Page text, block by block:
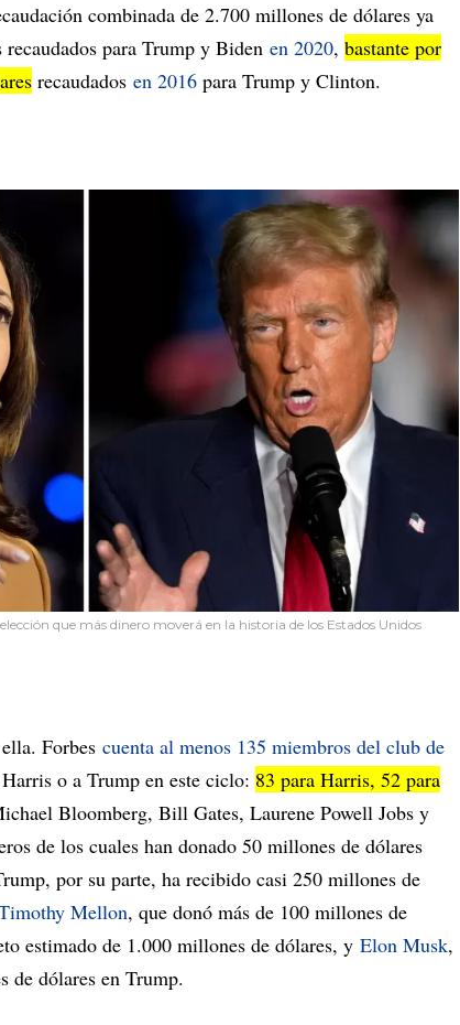
combinada de 2.700 millones de dólares ya
para Trump y Biden en 2020, bastante por
recaudados en 2016 para Trump y Clinton.
que más dinero moverá en la historia de los Estados Unidos
Forbes cuenta al menos 135 miembros del club de
o a Trump en este ciclo: 83 para Harris, 52 para
Bloomberg, Bill Gates, Laurene Powell Jobs y
de los cuales han donado 50 millones de dólares
por su parte, ha recibido casi 250 millones de
Mellon, que donó más de 100 millones de
estimado de 1.000 millones de dólares, y Elon Musk,
de dólares en Trump.